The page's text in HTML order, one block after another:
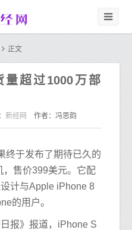
正文
超过1000万部
新经网 作者：冯思韵
终于发布了期待已久的
售价399美元。它配
计与Apple iPhone 8
的用户。
报》报道，iPhone S